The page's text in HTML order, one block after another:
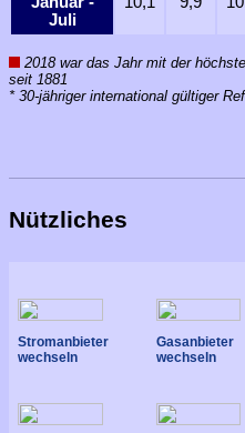
Juli
2018 war das Jahr mit der
seit 1881
* 30-jähriger international gültiger
Nützliches
Stromanbieter
wechseln
Gasanbieter
wechseln